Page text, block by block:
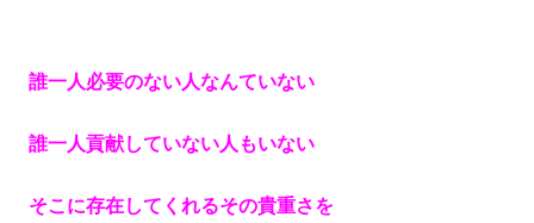
誰一人必要のない人なんていない
誰一人貢献していない人もいない
そこに存在してくれるその貴重さを